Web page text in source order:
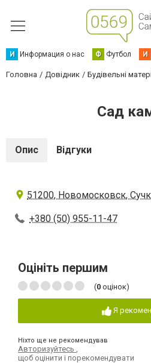
И Информация о нас Ф Футбол И
Головна Довідник Будівельні
Сад
Опис Відгуки
51200, Новомосковск,
+380 (50) 955-11-47
Оцініть першим
(0 оцінок)
Я
Ніхто ще не рекомендував
Авторизуйтесь
щоб оцінити і порекомендувати